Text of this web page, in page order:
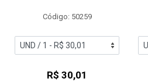
Código: 50259
R$ 30,01